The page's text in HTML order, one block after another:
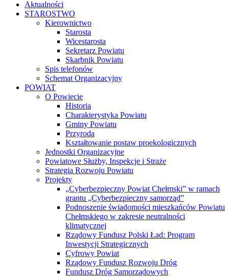
Aktualności
STAROSTWO
Kierownictwo
Starosta
Wicestarosta
Sekretarz Powiatu
Skarbnik Powiatu
Spis telefonów
Schemat Organizacyjny
POWIAT
O Powiecie
Historia
Charakterystyka Powiatu
Gminy Powiatu
Przyroda
Kształtowanie postaw proekologicznych
Jednostki Organizacyjne
Powiatowe Służby, Inspekcje i Straże
Strategia Rozwoju Powiatu
Projekty
„Cyberbezpieczny Powiat Chełmski” w ramach
grantu „Cyberbezpieczny samorząd”
Podnoszenie świadomości mieszkańców Powiatu
Chełmskiego w zakresie neutralności
klimatycznej
Rządowy Fundusz Polski Ład: Program
Inwestycji Strategicznych
Cyfrowy Powiat
Rządowy Fundusz Rozwoju Dróg
Fundusz Dróg Samorządowych